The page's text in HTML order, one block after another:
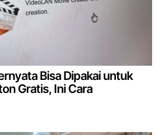
Bisa Dipakai untuk
Gratis, Ini Cara